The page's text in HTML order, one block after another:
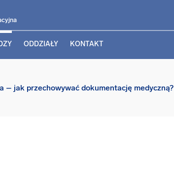
ODDZIAŁY KONTAKT
– jak przechowywać dokumentację medyczną?